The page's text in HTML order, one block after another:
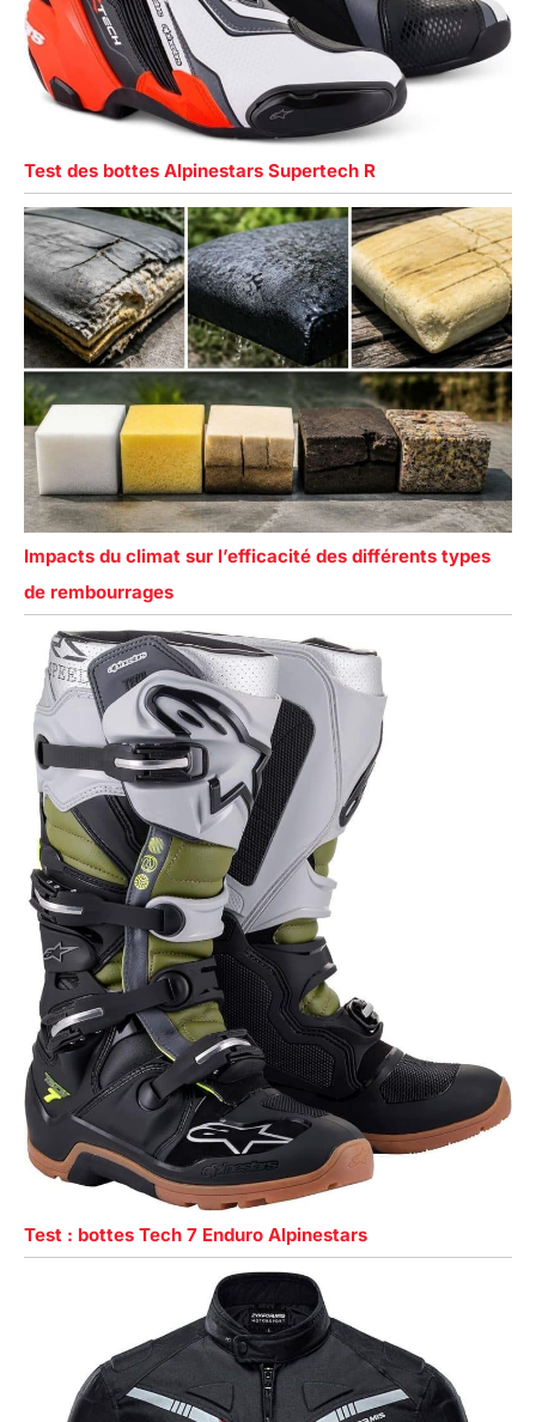
Test des bottes Alpinestars Supertech R
Impacts du climat sur l’efficacité des différents types
de rembourrages
Test : bottes Tech 7 Enduro Alpinestars